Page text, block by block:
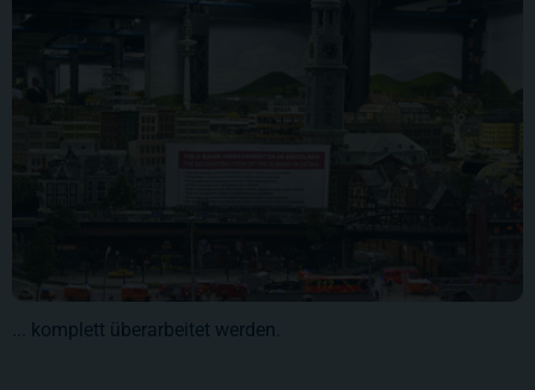
... komplett überarbeitet werden.